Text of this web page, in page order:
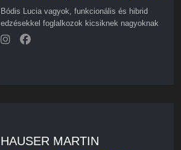
Bódis Lucia vagyok, funkcionális és hibrid
edzésekkel foglalkozok kicsiknek nagyoknak
HAUSER MARTIN